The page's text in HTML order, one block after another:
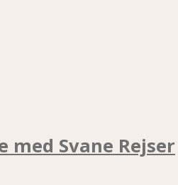
Svane Rejser